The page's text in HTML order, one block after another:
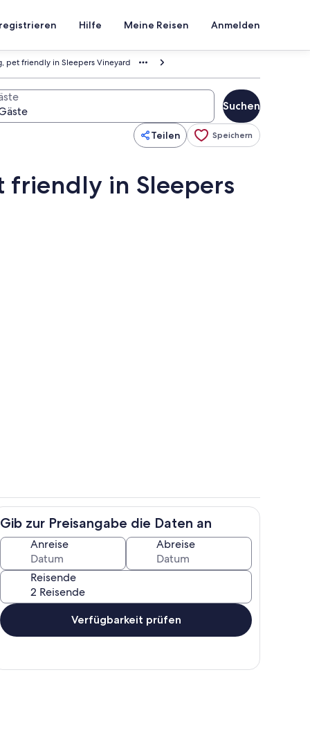
Hilfe Meine Reisen Anmelden
pet friendly in Sleepers Vineyard
Suchen
Teilen Speichern
friendly in Sleepers
Zimmer
Gib zur Preisangabe die Daten an
Anreise Abreise
Reisende
Verfügbarkeit prüfen